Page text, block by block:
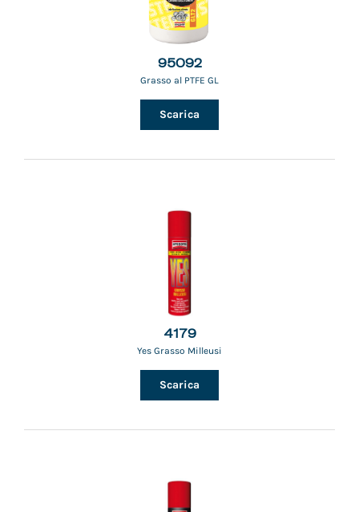
95092
Grasso al PTFE GL
Scarica
4179
Yes Grasso Milleusi
Scarica